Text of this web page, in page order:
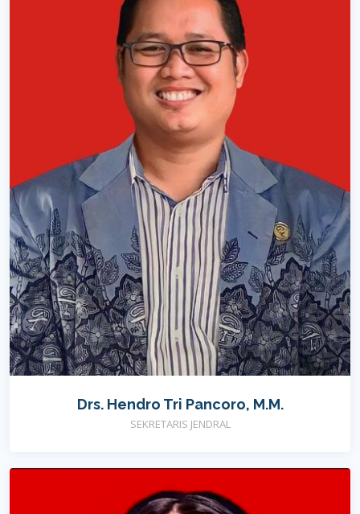
Drs. Hendro Tri Pancoro, M.M.
SEKRETARIS JENDRAL